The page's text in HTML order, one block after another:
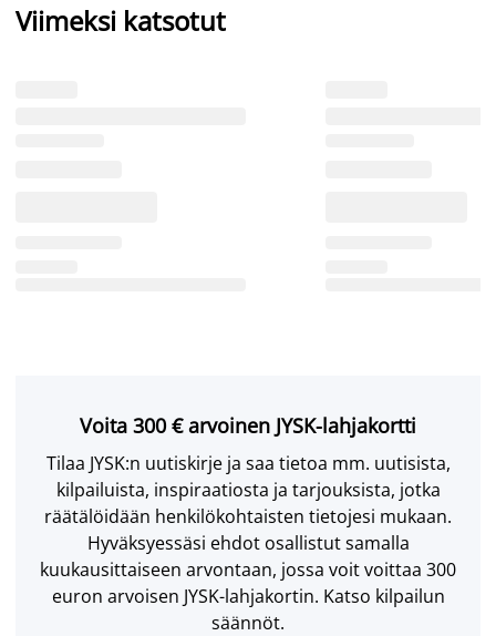
Viimeksi katsotut
Voita 300 € arvoinen JYSK-lahjakortti
Tilaa JYSK:n uutiskirje ja saa tietoa mm. uutisista,
kilpailuista, inspiraatiosta ja tarjouksista, jotka
räätälöidään henkilökohtaisten tietojesi mukaan.
Hyväksyessäsi ehdot osallistut samalla
kuukausittaiseen arvontaan, jossa voit voittaa 300
euron arvoisen JYSK-lahjakortin. Katso kilpailun
säännöt.